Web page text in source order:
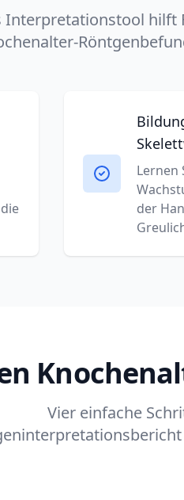
Interpretationstool hilft
Lernen
der
Vier einfache